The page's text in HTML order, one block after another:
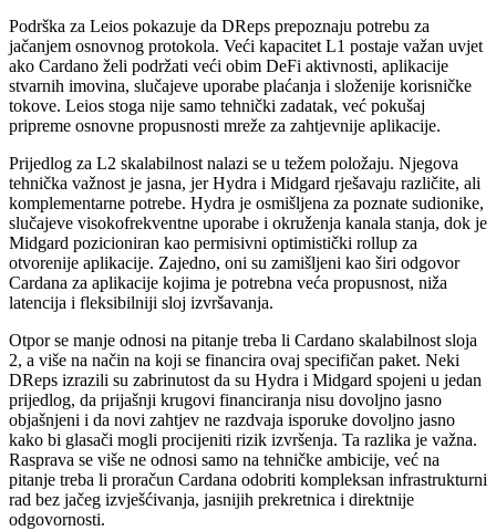
Podrška za Leios pokazuje da DReps prepoznaju potrebu za
jačanjem osnovnog protokola. Veći kapacitet L1 postaje važan uvjet
ako Cardano želi podržati veći obim DeFi aktivnosti, aplikacije
stvarnih imovina, slučajeve uporabe plaćanja i složenije korisničke
tokove. Leios stoga nije samo tehnički zadatak, već pokušaj
pripreme osnovne propusnosti mreže za zahtjevnije aplikacije.
Prijedlog za L2 skalabilnost nalazi se u težem položaju. Njegova
tehnička važnost je jasna, jer Hydra i Midgard rješavaju različite, ali
komplementarne potrebe. Hydra je osmišljena za poznate sudionike,
slučajeve visokofrekventne uporabe i okruženja kanala stanja, dok je
Midgard pozicioniran kao permisivni optimistički rollup za
otvorenije aplikacije. Zajedno, oni su zamišljeni kao širi odgovor
Cardana za aplikacije kojima je potrebna veća propusnost, niža
latencija i fleksibilniji sloj izvršavanja.
Otpor se manje odnosi na pitanje treba li Cardano skalabilnost sloja
2, a više na način na koji se financira ovaj specifičan paket. Neki
DReps izrazili su zabrinutost da su Hydra i Midgard spojeni u jedan
prijedlog, da prijašnji krugovi financiranja nisu dovoljno jasno
objašnjeni i da novi zahtjev ne razdvaja isporuke dovoljno jasno
kako bi glasači mogli procijeniti rizik izvršenja. Ta razlika je važna.
Rasprava se više ne odnosi samo na tehničke ambicije, već na
pitanje treba li proračun Cardana odobriti kompleksan infrastrukturni
rad bez jačeg izvješćivanja, jasnijih prekretnica i direktnije
odgovornosti.